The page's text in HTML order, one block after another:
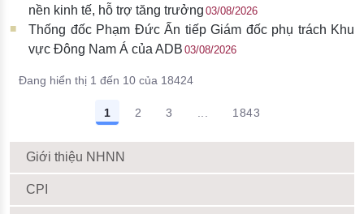
nền kinh tế, hỗ trợ tăng trưởng 03/08/2026
Thống đốc Phạm Đức Ấn tiếp Giám đốc phụ trách Khu
vực Đông Nam Á của ADB 03/08/2026
Đang hiển thị 1 đến 10 của 18424
1 2 3 ... 1843
Giới thiệu NHNN
CPI